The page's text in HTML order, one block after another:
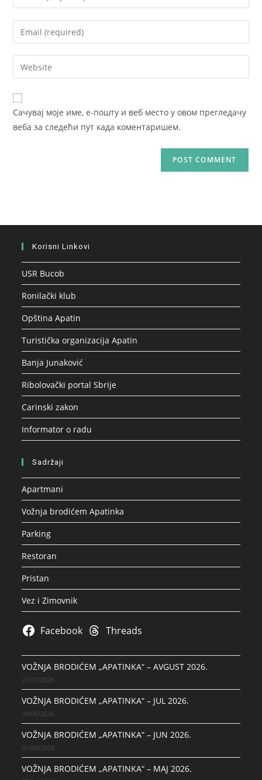
your
name
comment
Enter
your
email
address
comment
Enter
your
website
URL
(optional)
Сачувај моје име, е-пошту и веб место у овом прегледачу
веба за следећи пут када коментаришем.
Korisni Linkovi
USR Bucob
Ronilački klub
Opština Apatin
Turistička organizacija Apatin
Banja Junaković
Ribolovački portal Sbrije
Carinski zakon
Informator o radu
Sadržaji
Apartmani
Vožnja brodićem Apatinka
Parking
Restoran
Pristan
Vez i Zimovnik
Facebook Threads
VOŽNJA BRODIĆEM „APATINKA“ – AVGUST 2026.
22/07/2026
VOŽNJA BRODIĆEM „APATINKA“ – JUL 2026.
30/06/2026
VOŽNJA BRODIĆEM „APATINKA“ – JUN 2026.
01/06/2026
VOŽNJA BRODIĆEM „APATINKA“ – MAJ 2026.